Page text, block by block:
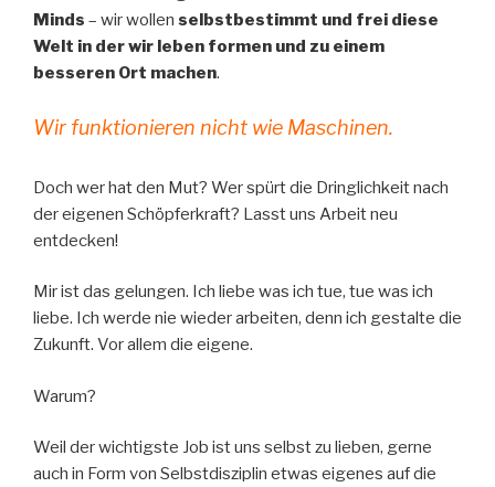
Minds – wir wollen selbstbestimmt und frei diese
Welt in der wir leben formen und zu einem
besseren Ort machen.
Wir funktionieren nicht wie Maschinen.
Doch wer hat den Mut? Wer spürt die Dringlichkeit nach
der eigenen Schöpferkraft? Lasst uns Arbeit neu
entdecken!
Mir ist das gelungen. Ich liebe was ich tue, tue was ich
liebe. Ich werde nie wieder arbeiten, denn ich gestalte die
Zukunft. Vor allem die eigene.
Warum?
Weil der wichtigste Job ist uns selbst zu lieben, gerne
auch in Form von Selbstdisziplin etwas eigenes auf die